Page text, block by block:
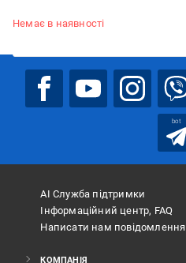
Немає в наявності
bot
АІ Служба підтримки
Інформаційний центр, FAQ
Написати нам повідомлення
КОМПАНІЯ